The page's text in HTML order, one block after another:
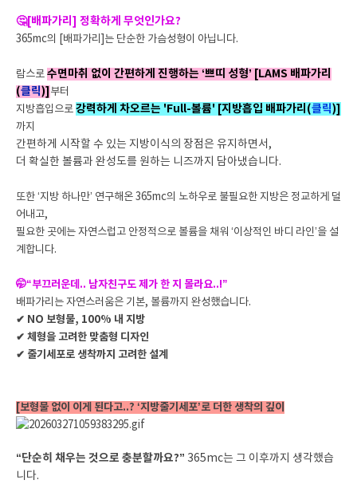
🤔[배파가리] 정확하게 무엇인가요?
365mc의 [배파가리]는 단순한 가슴성형이 아닙니다.
람스로수면마취 없이 간편하게 진행하는 ‘쁘띠 성형’ [LAMS 배파가리
(클릭)] 부터
지방흡입으로강력하게 차오르는 'Full-볼륨' [지방흡입 배파가리(클릭)]
까지
간편하게 시작할 수 있는 지방이식의 장점은 유지하면서,
더 확실한 볼륨과 완성도를 원하는 니즈까지 담아냈습니다.
또한 ‘지방 하나만’ 연구해온 365mc의 노하우로 불필요한 지방은 정교하게 덜
어내고,
필요한 곳에는 자연스럽고 안정적으로 볼륨을 채워 ‘이상적인 바디 라인’을 설
계합니다.
🤭“부끄러운데.. 남자친구도 제가 한 지 몰라요..!”
배파가리는 자연스러움은 기본, 볼륨까지 완성했습니다.
✔ NO 보형물, 100% 내 지방
✔ 체형을 고려한 맞춤형 디자인
✔ 줄기세포로 생착까지 고려한 설계
[보형물 없이 이게 된다고..? ‘지방줄기세포’로 더한 생착의 깊이
“단순히 채우는 것으로 충분할까요?” 365mc는 그 이후까지 생각했습
니다.